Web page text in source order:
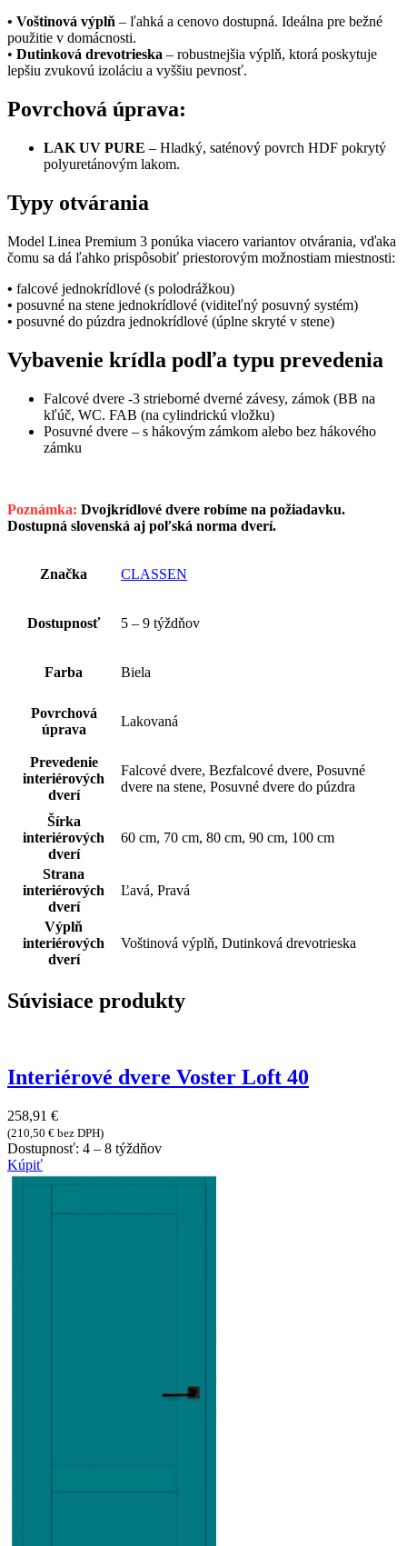
• Voštinová výplň – ľahká a cenovo dostupná. Ideálna pre bežné
použitie v domácnosti.
• Dutinková drevotrieska – robustnejšia výplň, ktorá poskytuje
lepšiu zvukovú izoláciu a vyššiu pevnosť.
Povrchová úprava:
LAK UV PURE – Hladký, saténový povrch HDF pokrytý
polyuretánovým lakom.
Typy otvárania
Model Linea Premium 3 ponúka viacero variantov otvárania, vďaka
čomu sa dá ľahko prispôsobiť priestorovým možnostiam miestnosti:
• falcové jednokrídlové (s polodrážkou)
• posuvné na stene jednokrídlové (viditeľný posuvný systém)
• posuvné do púzdra jednokrídlové (úplne skryté v stene)
Vybavenie krídla podľa typu prevedenia
Falcové dvere -3 strieborné dverné závesy, zámok (BB na
kľúč, WC. FAB (na cylindrickú vložku)
Posuvné dvere – s hákovým zámkom alebo bez hákového
zámku
Poznámka: Dvojkrídlové dvere robíme na požiadavku.
Dostupná slovenská aj poľská norma dverí.
Značka CLASSEN
Dostupnosť 5 – 9 týždňov
Farba Biela
Povrchová
úprava
Lakovaná
Prevedenie
interiérových
dverí
Falcové dvere, Bezfalcové dvere, Posuvné
dvere na stene, Posuvné dvere do púzdra
Šírka
interiérových
dverí
60 cm, 70 cm, 80 cm, 90 cm, 100 cm
Strana
interiérových
dverí
Ľavá, Pravá
Výplň
interiérových
dverí
Voštinová výplň, Dutinková drevotrieska
Súvisiace produkty
Interiérové dvere Voster Loft 40
258,91 €
(210,50 € bez DPH)
Dostupnosť: 4 – 8 týždňov
Kúpiť